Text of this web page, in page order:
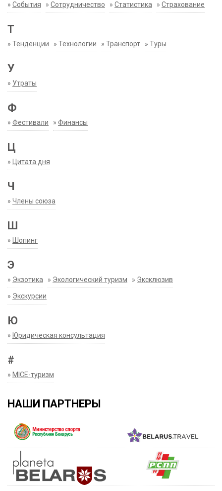
» События » Сотрудничество » Статистика » Страхование
Т
» Тенденции » Технологии » Транспорт » Туры
У
» Утраты
Ф
» Фестивали » Финансы
Ц
» Цитата дня
Ч
» Члены союза
Ш
» Шопинг
Э
» Экзотика » Экологический туризм » Эксклюзив
» Экскурсии
Ю
» Юридическая консультация
#
» MICE-туризм
НАШИ ПАРТНЕРЫ